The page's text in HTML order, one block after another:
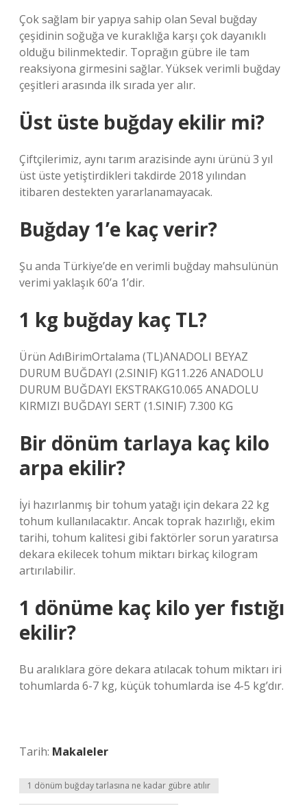
Çok sağlam bir yapıya sahip olan Seval buğday
çeşidinin soğuğa ve kuraklığa karşı çok dayanıklı
olduğu bilinmektedir. Toprağın gübre ile tam
reaksiyona girmesini sağlar. Yüksek verimli buğday
çeşitleri arasında ilk sırada yer alır.
Üst üste buğday ekilir mi?
Çiftçilerimiz, aynı tarım arazisinde aynı ürünü 3 yıl
üst üste yetiştirdikleri takdirde 2018 yılından
itibaren destekten yararlanamayacak.
Buğday 1’e kaç verir?
Şu anda Türkiye’de en verimli buğday mahsulünün
verimi yaklaşık 60’a 1’dir.
1 kg buğday kaç TL?
Ürün AdıBirimOrtalama (TL)ANADOLI BEYAZ
DURUM BUĞDAYI (2.SINIF) KG11.226 ANADOLU
DURUM BUĞDAYI EKSTRAKG10.065 ANADOLU
KIRMIZI BUĞDAYI SERT (1.SINIF) 7.300 KG
Bir dönüm tarlaya kaç kilo
arpa ekilir?
İyi hazırlanmış bir tohum yatağı için dekara 22 kg
tohum kullanılacaktır. Ancak toprak hazırlığı, ekim
tarihi, tohum kalitesi gibi faktörler sorun yaratırsa
dekara ekilecek tohum miktarı birkaç kilogram
artırılabilir.
1 dönüme kaç kilo yer fıstığı
ekilir?
Bu aralıklara göre dekara atılacak tohum miktarı iri
tohumlarda 6-7 kg, küçük tohumlarda ise 4-5 kg’dır.
Tarih: Makaleler
1 dönüm buğday tarlasına ne kadar gübre atılır